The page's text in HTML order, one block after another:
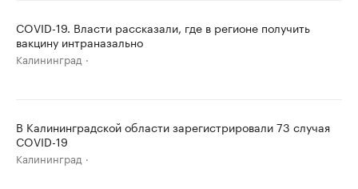
COVID-19. Власти рассказали, где в регионе получить
вакцину интраназально
Калининград
В Калининградской области зарегистрировали 73 случая
COVID-19
Калининград